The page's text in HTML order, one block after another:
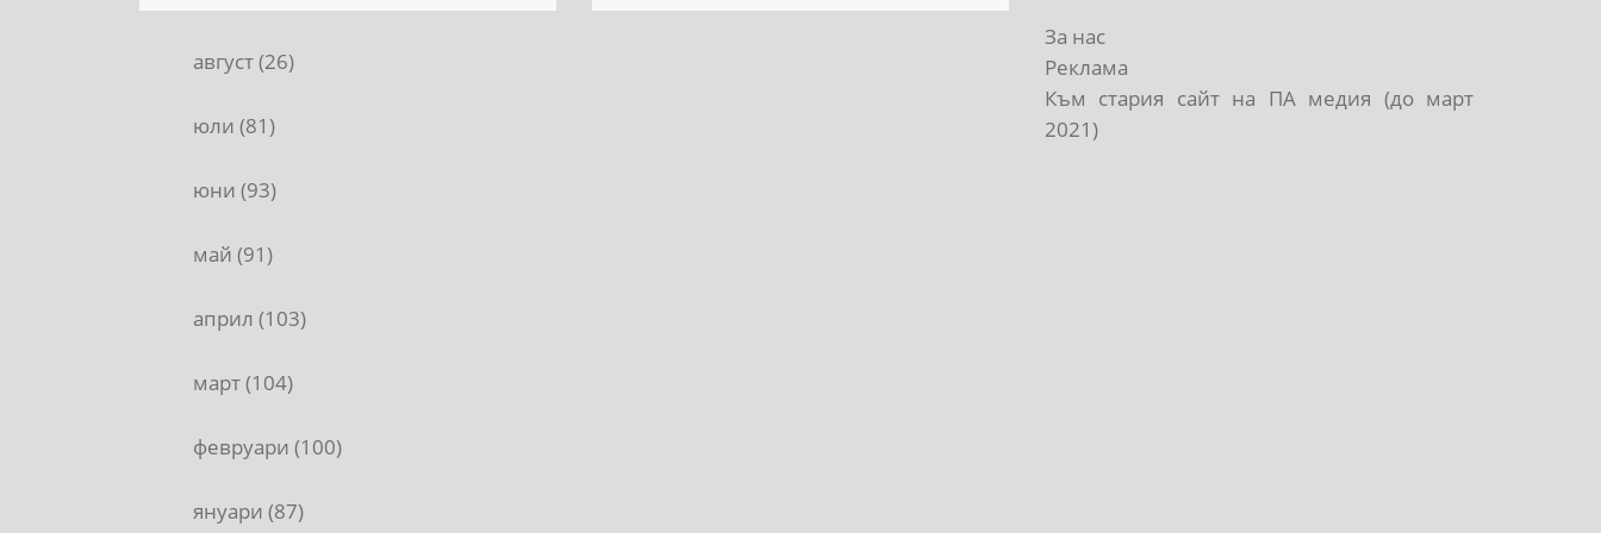
август (26)
юли (81)
юни (93)
май (91)
април (103)
март (104)
февруари (100)
януари (87)
За нас
Реклама
Към стария сайт на ПА медия (до март
2021)